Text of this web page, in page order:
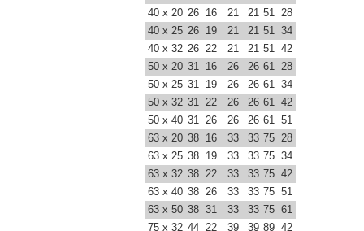
40 x 20 26 16 21 21 51 28
40 x 25 26 19 21 21 51 34
40 x 32 26 22 21 21 51 42
50 x 20 31 16 26 26 61 28
50 x 25 31 19 26 26 61 34
50 x 32 31 22 26 26 61 42
50 x 40 31 26 26 26 61 51
63 x 20 38 16 33 33 75 28
63 x 25 38 19 33 33 75 34
63 x 32 38 22 33 33 75 42
63 x 40 38 26 33 33 75 51
63 x 50 38 31 33 33 75 61
75 x 32 44 22 39 39 89 42